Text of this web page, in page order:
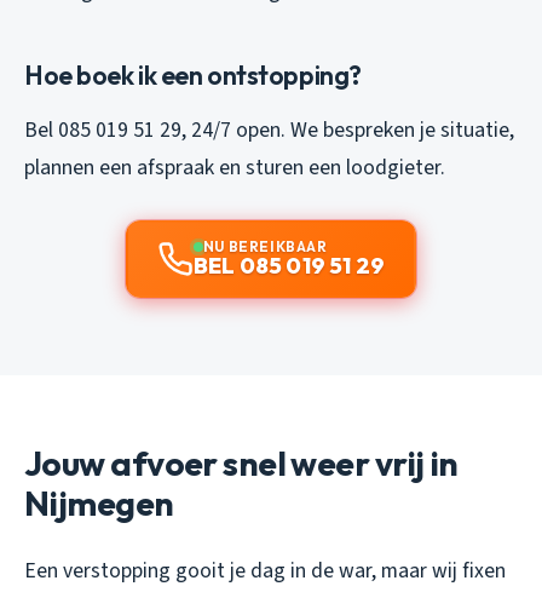
Hoe boek ik een ontstopping?
Bel 085 019 51 29, 24/7 open. We bespreken je situatie,
plannen een afspraak en sturen een loodgieter.
NU BEREIKBAAR
BEL 085 019 51 29
Jouw afvoer snel weer vrij in
Nijmegen
Een verstopping gooit je dag in de war, maar wij fixen